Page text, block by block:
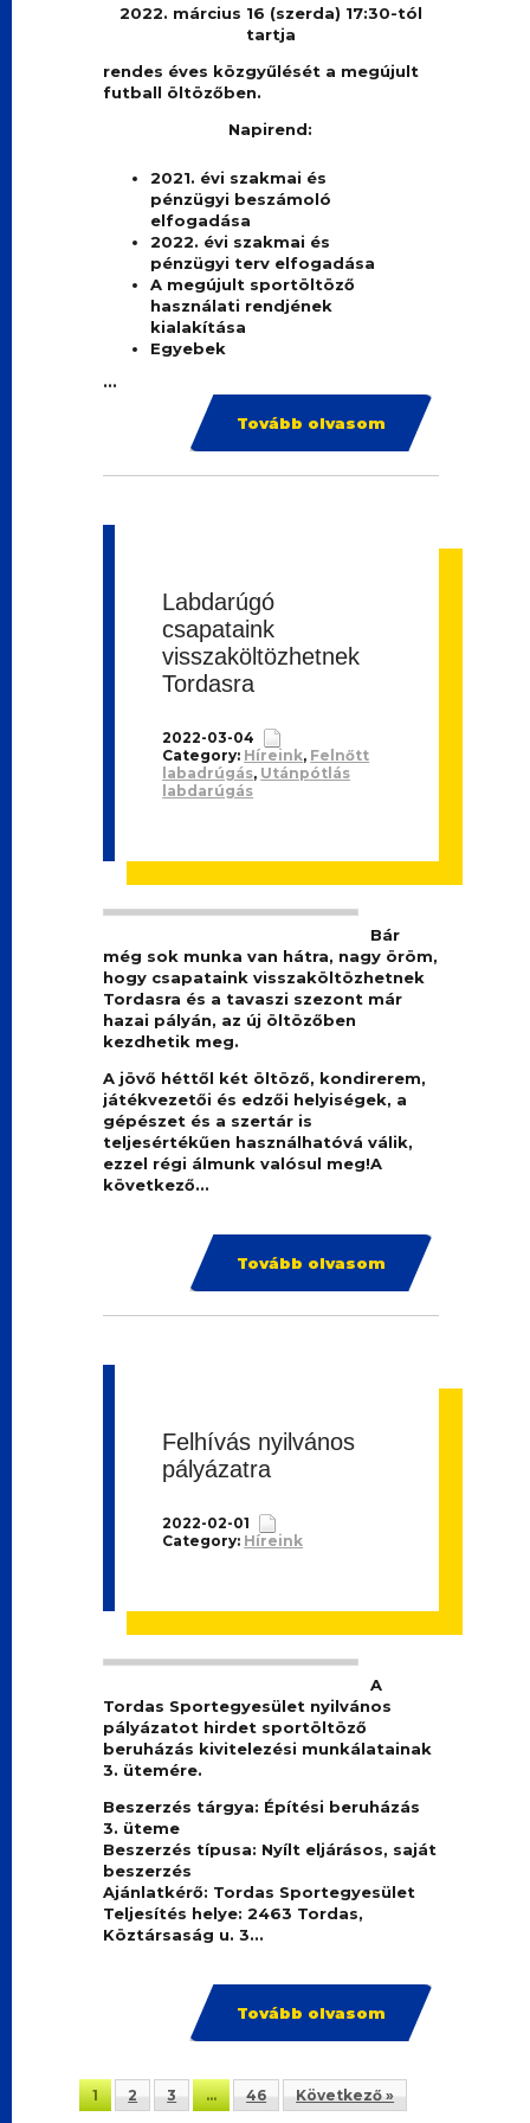
2022. március 16 (szerda) 17:30-tól
tartja
rendes éves közgyűlését a megújult
futball öltözőben.
Napirend:
2021. évi szakmai és
pénzügyi beszámoló
elfogadása
2022. évi szakmai és
pénzügyi terv elfogadása
A megújult sportöltöző
használati rendjének
kialakítása
Egyebek
...
Tovább olvasom
Labdarúgó
csapataink
visszaköltözhetnek
Tordasra
2022-03-04
Category: Híreink, Felnőtt
labadrúgás, Utánpótlás
labdarúgás
Bár
még sok munka van hátra, nagy öröm,
hogy csapataink visszaköltözhetnek
Tordasra és a tavaszi szezont már
hazai pályán, az új öltözőben
kezdhetik meg.
A jövő héttől két öltöző, kondirerem,
játékvezetői és edzői helyiségek, a
gépészet és a szertár is
teljesértékűen használhatóvá válik,
ezzel régi álmunk valósul meg!A
következő...
Tovább olvasom
Felhívás nyilvános
pályázatra
2022-02-01
Category: Híreink
A
Tordas Sportegyesület nyilvános
pályázatot hirdet sportöltöző
beruházás kivitelezési munkálatainak
3. ütemére.
Beszerzés tárgya: Építési beruházás
3. üteme
Beszerzés típusa: Nyílt eljárásos, saját
beszerzés
Ajánlatkérő: Tordas Sportegyesület
Teljesítés helye: 2463 Tordas,
Köztársaság u. 3...
Tovább olvasom
1 2 3 … 46 Következő »